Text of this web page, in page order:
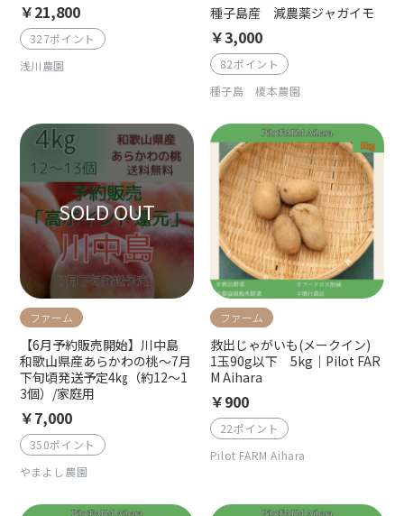
￥21,800
327ポイント
浅川農園
種子島産 減農薬ジャガイモ
￥3,000
82ポイント
種子島 榎本農園
ファーム
【6月予約販売開始】川中島
和歌山県産あらかわの桃〜7月
下旬頃発送予定4㎏（約12〜1
3個）/家庭用
￥7,000
350ポイント
やまよし農園
ファーム
救出じゃがいも(メークイン)
1玉90g以下 5kg｜Pilot FAR
M Aihara
￥900
22ポイント
Pilot FARM Aihara